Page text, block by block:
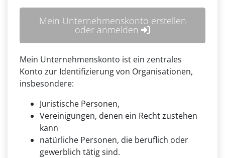
Mein Unternehmenskonto erstellen
oder anmelden
Mein Unternehmenskonto ist ein zentrales
Konto zur Identifizierung von Organisationen,
insbesondere:
Juristische Personen,
Vereinigungen, denen ein Recht zustehen
kann
natürliche Personen, die beruflich oder
gewerblich tätig sind.